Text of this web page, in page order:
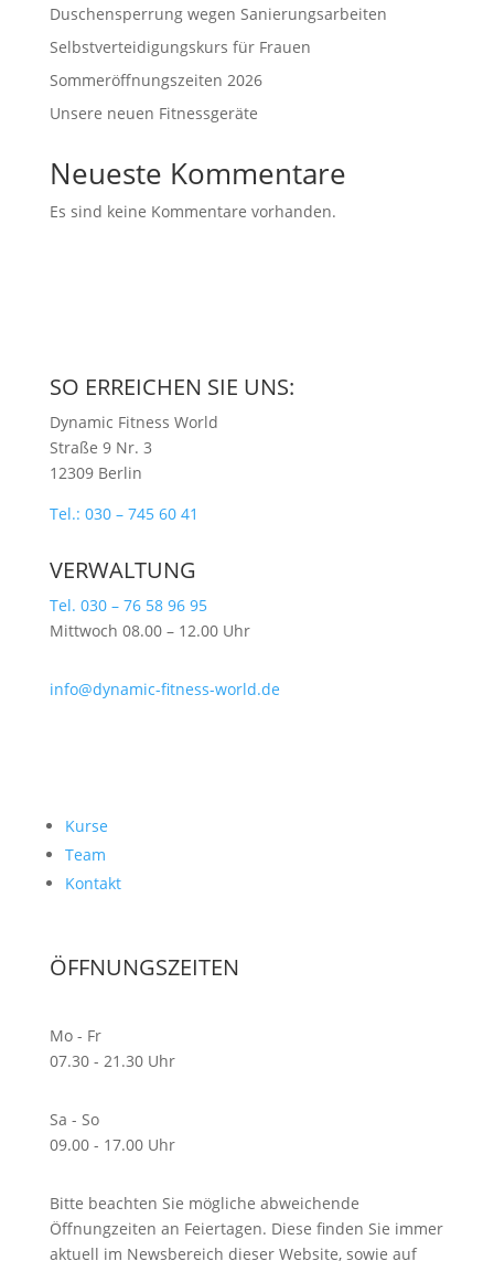
Duschensperrung wegen Sanierungsarbeiten
Selbstverteidigungskurs für Frauen
Sommeröffnungszeiten 2026
Unsere neuen Fitnessgeräte
Neueste Kommentare
Es sind keine Kommentare vorhanden.
SO ERREICHEN SIE UNS:
Dynamic Fitness World
Straße 9 Nr. 3
12309 Berlin
Tel.: 030 – 745 60 41
VERWALTUNG
Tel. 030 – 76 58 96 95
Mittwoch 08.00 – 12.00 Uhr
info@dynamic-fitness-world.de
Kurse
Team
Kontakt
ÖFFNUNGSZEITEN
Mo - Fr
07.30 - 21.30 Uhr
Sa - So
09.00 - 17.00 Uhr
Bitte beachten Sie mögliche abweichende
Öffnungzeiten an Feiertagen. Diese finden Sie immer
aktuell im Newsbereich dieser Website, sowie auf